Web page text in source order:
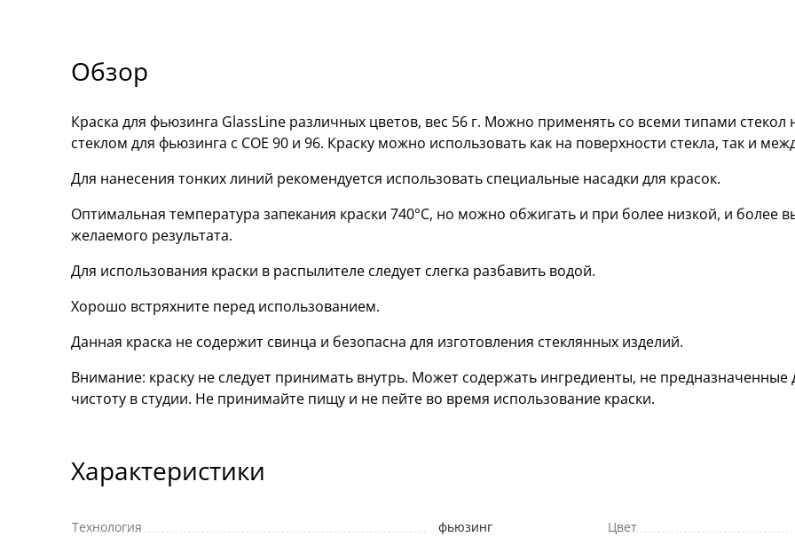
Обзор
Краска для фьюзинга GlassLine различных цветов, вес 56 г. Можно применять со всеми типами стекол
стеклом для фьюзинга с COE 90 и 96. Краску можно использовать как на поверхности стекла, так и
Для нанесения тонких линий рекомендуется использовать специальные насадки для красок.
Оптимальная температура запекания краски 740°С, но можно обжигать и при более низкой, и более
желаемого результата.
Для использования краски в распылителе следует слегка разбавить водой.
Хорошо встряхните перед использованием.
Данная краска не содержит свинца и безопасна для изготовления стеклянных изделий.
Внимание: краску не следует принимать внутрь. Может содержать ингредиенты, не
чистоту в студии. Не принимайте пищу и не пейте во время использование краски.
Характеристики
Технология фьюзинг Цвет